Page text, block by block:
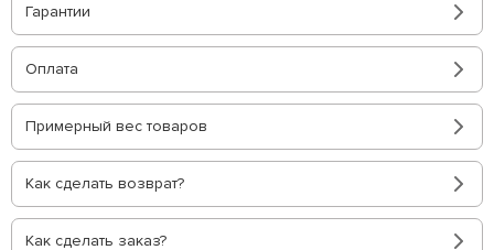
Гарантии
Оплата
Примерный вес товаров
Как сделать возврат?
Как сделать заказ?